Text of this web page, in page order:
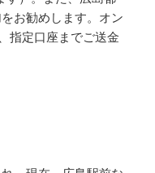
お勧めします。オン
指定口座までご送金